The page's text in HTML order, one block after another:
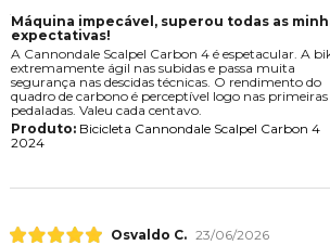
Máquina impecável, superou todas as
expectativas!
A Cannondale Scalpel Carbon 4 é espetacular. A
extremamente ágil nas subidas e passa muita
segurança nas descidas técnicas. O rendimento do
quadro de carbono é perceptível logo nas primeiras
pedaladas. Valeu cada centavo.
Produto:Bicicleta Cannondale Scalpel Carbon 4
2024
Osvaldo C. 23/06/2026